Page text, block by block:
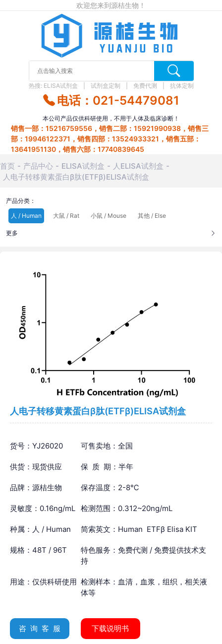
欢迎您来到源桔生物！
热搜: ELISA试剂盒 试剂盒定制 免费代测 抗体定制
电话：021-54479081
本公司产品仅供科研使用，不用于人体及临床诊断！
销售一部：15216759556，销售二部：15921990938，销售三
部：19946122371，销售四部：13524933321，销售五部：
13641951130，销售六部：17740839645
首页 产品中心 ELISA试剂盒
人ELISA试剂盒
人电子转移黄素蛋白β肽(ETFβ)ELISA试剂盒
产品分类：
人 / Human
大鼠 / Rat 小鼠 / Mouse 其他 / Else
更多
人电子转移黄素蛋白β肽(ETFβ)ELISA试剂盒
货号：YJ26020 可售卖地：全国
供货：现货供应 保 质 期：半年
品牌：源桔生物 保存温度：2-8℃
灵敏度：0.16ng/mL 检测范围：0.312~20ng/mL
种属：人 / Human 简索英文：Human ETFβ Elisa KIT
规格：48T / 96T
特色服务：免费代测 / 免费提供技术支
持
用途：仅供科研使用 检测样本：血清，血浆，组织，相关液
体等
咨 询 客 服 下载说明书